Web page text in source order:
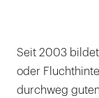
Seit 2003
oder
durchweg